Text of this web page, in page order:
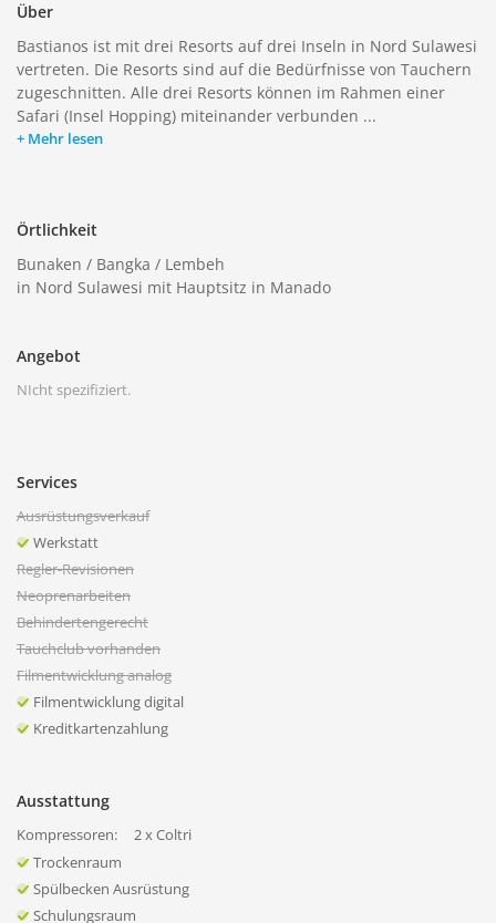
Über
Bastianos ist mit drei Resorts auf drei Inseln in Nord Sulawesi
vertreten. Die Resorts sind auf die Bedürfnisse von Tauchern
zugeschnitten. Alle drei Resorts können im Rahmen einer
Safari (Insel Hopping) miteinander verbunden ...
Mehr lesen
Örtlichkeit
Bunaken / Bangka / Lembeh
in Nord Sulawesi mit Hauptsitz in Manado
Angebot
NIcht spezifiziert.
Services
Ausrüstungsverkauf
Werkstatt
Regler-Revisionen
Neoprenarbeiten
Behindertengerecht
Tauchclub vorhanden
Filmentwicklung analog
Filmentwicklung digital
Kreditkartenzahlung
Ausstattung
Kompressoren:
2 x Coltri
Trockenraum
Spülbecken Ausrüstung
Schulungsraum